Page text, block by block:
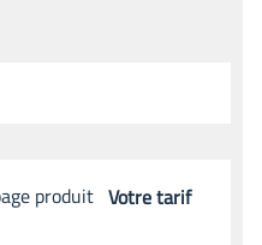
Votre tarif